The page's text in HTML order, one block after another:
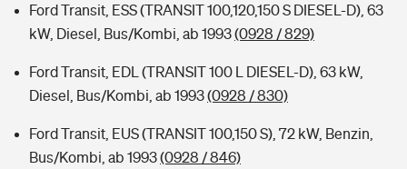
Ford Transit, ESS (TRANSIT 100,120,150 S DIESEL-D), 63
kW, Diesel, Bus/Kombi, ab 1993(0928 / 829)
Ford Transit, EDL (TRANSIT 100 L DIESEL-D), 63 kW,
Diesel, Bus/Kombi, ab 1993(0928 / 830)
Ford Transit, EUS (TRANSIT 100,150 S), 72 kW, Benzin,
Bus/Kombi, ab 1993(0928 / 846)